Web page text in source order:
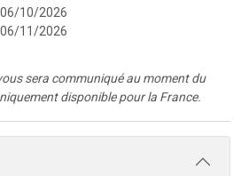
06/10/2026
06/11/2026
sera communiqué au moment du
disponible pour la France.